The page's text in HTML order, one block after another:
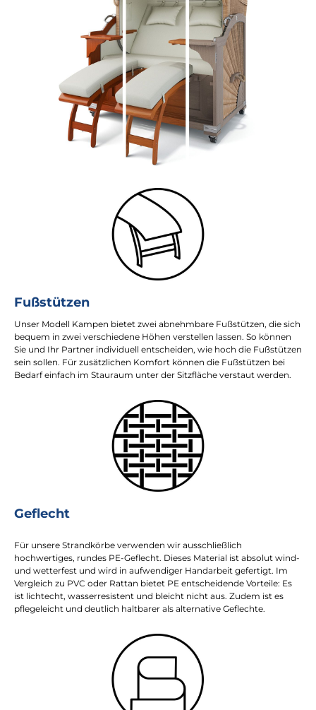
Fußstützen
Unser Modell Kampen bietet zwei abnehmbare Fußstützen, die sich
bequem in zwei verschiedene Höhen verstellen lassen. So können
Sie und Ihr Partner individuell entscheiden, wie hoch die Fußstützen
sein sollen. Für zusätzlichen Komfort können die Fußstützen bei
Bedarf einfach im Stauraum unter der Sitzfläche verstaut werden.
Geflecht
Für unsere Strandkörbe verwenden wir ausschließlich
hochwertiges, rundes PE-Geflecht. Dieses Material ist absolut wind-
und wetterfest und wird in aufwendiger Handarbeit gefertigt. Im
Vergleich zu PVC oder Rattan bietet PE entscheidende Vorteile: Es
ist lichtecht, wasserresistent und bleicht nicht aus. Zudem ist es
pflegeleicht und deutlich haltbarer als alternative Geflechte.